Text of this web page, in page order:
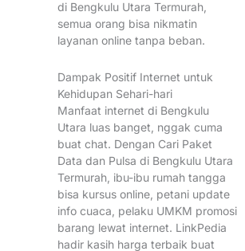
di Bengkulu Utara Termurah,
semua orang bisa nikmatin
layanan online tanpa beban.
Dampak Positif Internet untuk
Kehidupan Sehari-hari
Manfaat internet di Bengkulu
Utara luas banget, nggak cuma
buat chat. Dengan Cari Paket
Data dan Pulsa di Bengkulu Utara
Termurah, ibu-ibu rumah tangga
bisa kursus online, petani update
info cuaca, pelaku UMKM promosi
barang lewat internet. LinkPedia
hadir kasih harga terbaik buat